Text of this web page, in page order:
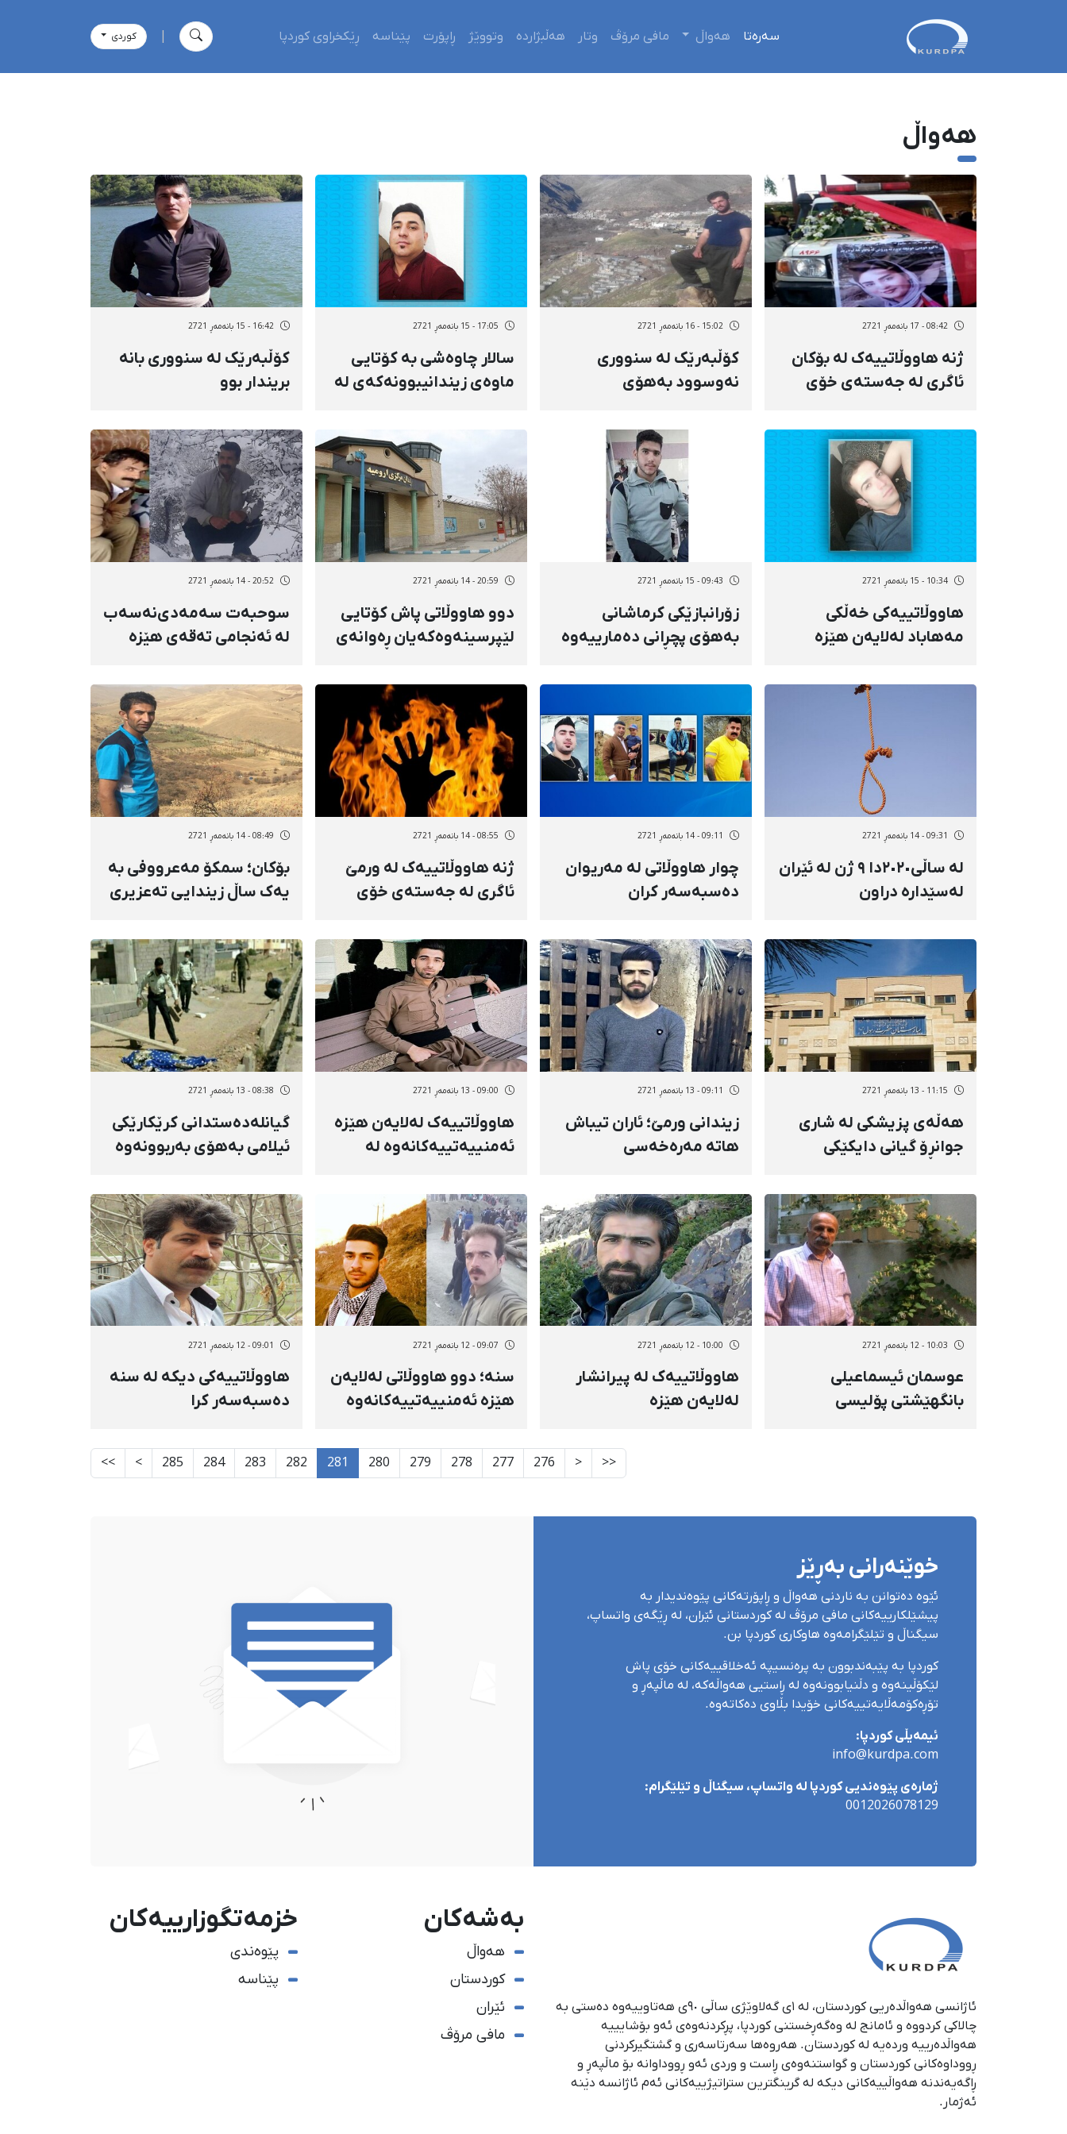
سەرەتا هەواڵ مافی مرۆڤ وتار هەڵبژاردە وتووێژ ڕاپۆرت پێناسە ڕێکخراوی کوردپا كوردی
هەواڵ
08:42 - 17 بانەمەڕ 2721
ژنە هاووڵاتییەک لە بۆکان
ئاگری لە جەستەی خۆی
15:02 - 16 بانەمەڕ 2721
کۆڵبەرێک لە سنووری
نەوسوود بەهۆی
17:05 - 15 بانەمەڕ 2721
سالار چاوەشی بە کۆتایی
ماوەی زیندانیبوونەکەی لە
16:42 - 15 بانەمەڕ 2721
کۆڵبەرێک لە سنووری بانە
بریندار بوو
10:34 - 15 بانەمەڕ 2721
هاووڵاتییەکی خەڵکی
مەهاباد لەلایەن هێزە
دەسبەسەر کرا
09:43 - 15 بانەمەڕ 2721
زۆرانبازێکی کرماشانی
بەهۆی پچڕانی دەمارییەوە
20:59 - 14 بانەمەڕ 2721
دوو هاووڵاتی پاش کۆتایی
لێپرسینەوەکەیان ڕەوانەی
20:52 - 14 بانەمەڕ 2721
سوحبەت سەمەدی‌نەسەب
لە ئەنجامی تەقەی هێزە
قورسیی برینەکانییەوە
گیانی لەدەست دا
09:31 - 14 بانەمەڕ 2721
لە ساڵی٢٠٢٠دا ٩ ژن لە ئێران
لەسێدارە دراون
09:11 - 14 بانەمەڕ 2721
چوار هاووڵاتی لە مەریوان
دەسبەسەر کران
08:55 - 14 بانەمەڕ 2721
ژنە هاووڵاتییەک لە ورمێ
ئاگری لە جەستەی خۆی
08:49 - 14 بانەمەڕ 2721
بۆکان؛ سمکۆ مەعرووفی بە
یەک ساڵ زیندایی تەعزیری
بوون لە وڵات مەحکووم کرا
11:15 - 13 بانەمەڕ 2721
هەڵەی پزیشکی لە شاری
جوانڕۆ گیانی دایکێکی
ئەستاند
09:11 - 13 بانەمەڕ 2721
زیندانی ورمێ؛ ئاران تیباش
هاتە مەرەخەسی
09:00 - 13 بانەمەڕ 2721
هاووڵاتییەک لەلایەن هێزە
ئەمنییەتییەکانەوە لە
08:38 - 13 بانەمەڕ 2721
گیانلەدەستدانی کرێکارێکی
ئیلامی بەهۆی بەربوونەوە
10:03 - 12 بانەمەڕ 2721
عوسمان ئیسماعیلی
بانگهێشتی پۆلیسی
10:00 - 12 بانەمەڕ 2721
هاووڵاتییەک لە پیرانشار
لەلایەن هێزە
09:07 - 12 بانەمەڕ 2721
سنە؛ دوو هاووڵاتی لەلایەن
هێزە ئەمنییەتییەکانەوە
09:01 - 12 بانەمەڕ 2721
هاووڵاتییەکی دیکە لە سنە
دەسبەسەر کرا
<<
<
276
277
278
279
280
281
282
283
284
285
>
>>
خوێنەرانی بەڕێز
ئێوە دەتوانن بە ناردنی هەواڵ و ڕاپۆرتەکانی پێوەندیدار بە
پیشێلکارییەکانی مافی مرۆڤ لە کوردستانی ئێران، لە ڕێگەی واتساپ،
سیگناڵ و تێلێگرامەوە هاوکاری کوردپا بن.
کوردپا بە پێبەندبوون بە پرەنسیپە ئەخلاقییەکانی خۆی پاش
لێکۆڵینەوە و دڵنیابوونەوە لە ڕاستیی هەواڵەکە، لە ماڵپەڕ و
تۆڕەکۆمەڵایەتییەکانی خۆیدا بڵاوی دەکاتەوە.
ئیمەیڵی کوردپا:
info@kurdpa.com
ژمارەی پێوەندیی کوردپا لە واتساپ، سیگناڵ و تێلێگرام:
0012026078129
ئاژانسی هەواڵدەریی کوردستان، لە ١ی گەلاوێژی ساڵی ٩٠ی هەتاوییەوە دەستی بە
چالاکی کردووە و ئامانج لە وەگەڕخستنی كوردپا، پڕكردنەوەی ئەو بۆشایییە
هەواڵدەرییە وردەیە لە كوردستان. هەروەها سەرتاسەری و گشتگیركردنی
ڕووداوەكانی كوردستان و گواستنەوەی ڕاست و وردی ئەو ڕووداوانە بۆ ماڵپەڕ و
ڕاگەیەندنە هەواڵییەكانی دیكە لە گرینگترین ستراتیژییەكانی ئەم ئاژانسە دێنە
ئەژمار.
بەشەکان
هەواڵ
کوردستان
ئێران
مافی مرۆڤ
خزمەتگوزارییەکان
پێوەندی
پێناسە